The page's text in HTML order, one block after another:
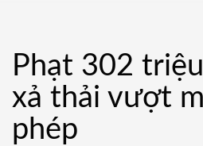
Phạt 302
xả thải vượt
phép